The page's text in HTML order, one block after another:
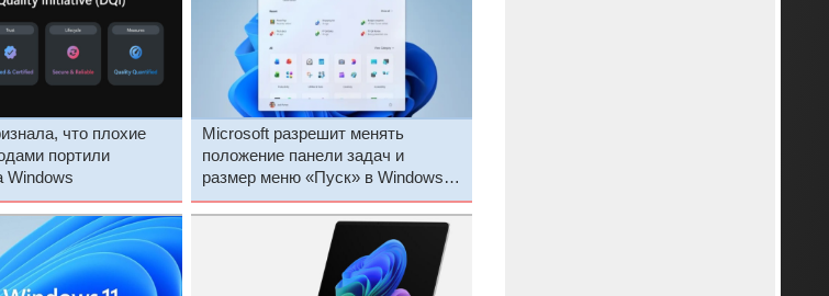
что плохие
портили
Windows
Microsoft разрешит менять
положение панели задач и
размер меню «Пуск» в Windows
11